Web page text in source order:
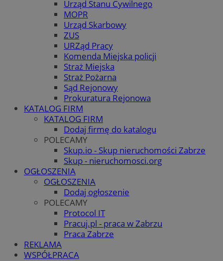
Urząd Stanu Cywilnego
MOPR
Urząd Skarbowy
ZUS
URZąd Pracy
Komenda Miejska policji
Straż Miejska
Straż Pożarna
Sąd Rejonowy
Prokuratura Rejonowa
KATALOG FIRM
KATALOG FIRM
Dodaj firmę do katalogu
POLECAMY
Skup.io - Skup nieruchomości Zabrze
Skup - nieruchomosci.org
OGŁOSZENIA
OGŁOSZENIA
Dodaj ogłoszenie
POLECAMY
Protocol IT
Pracuj.pl - praca w Zabrzu
Praca Zabrze
REKLAMA
WSPÓŁPRACA